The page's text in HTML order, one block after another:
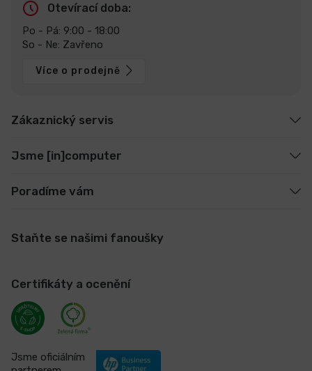
Otevírací doba:
Po - Pá: 9:00 - 18:00
So - Ne: Zavřeno
Více o prodejně
Zákaznický servis
Jsme [in]computer
Poradíme vám
Staňte se našimi fanoušky
Certifikáty a ocenění
Jsme oficiálním